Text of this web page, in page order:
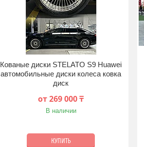
Кованые диски STELATO S9 Huawei
автомобильные диски колеса ковка
диск
от 269 000 ₸
В наличии
КУПИТЬ